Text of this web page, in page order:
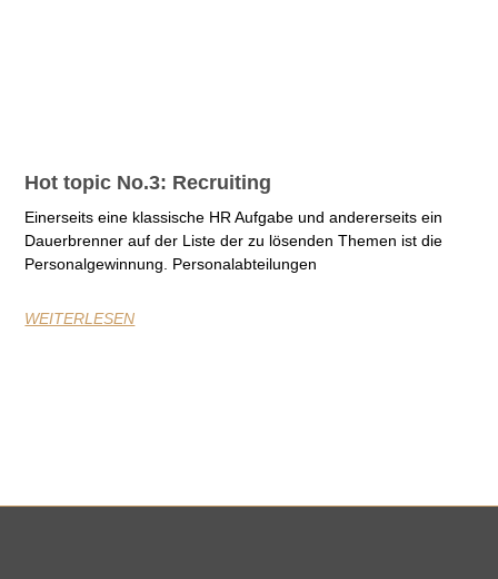
Hot topic No.3: Recruiting
Einerseits eine klassische HR Aufgabe und andererseits ein
Dauerbrenner auf der Liste der zu lösenden Themen ist die
Personalgewinnung. Personalabteilungen
WEITERLESEN